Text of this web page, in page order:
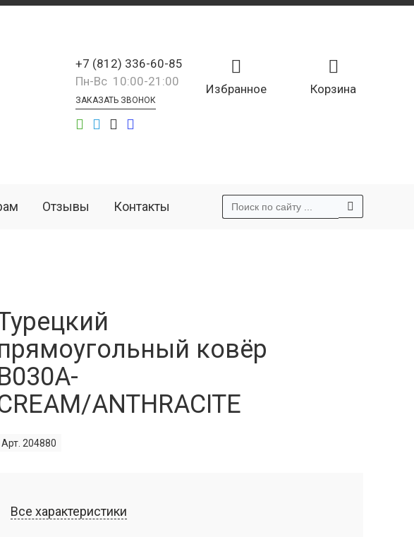
Корзина
Избранное
+7 (812) 336-60-85
Пн-Вс 10:00-21:00
ЗАКАЗАТЬ ЗВОНОК
Отзывы Контакты
ковёр
ANTHRACITE
Арт. 204880
Все характеристики